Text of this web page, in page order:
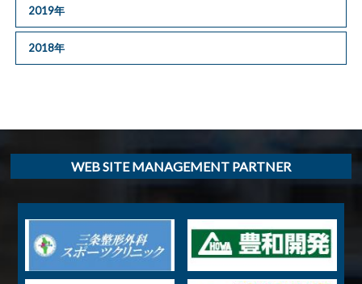
2019年
2018年
WEB SITE MANAGEMENT PARTNER